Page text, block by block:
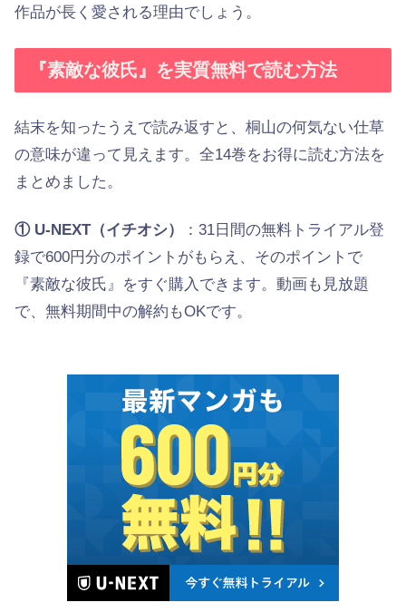
作品が長く愛される理由でしょう。
『素敵な彼氏』を実質無料で読む方法
結末を知ったうえで読み返すと、桐山の何気ない仕草
の意味が違って見えます。全14巻をお得に読む方法を
まとめました。
① U-NEXT（イチオシ）
：31日間の無料トライアル登
録で600円分のポイントがもらえ、そのポイントで
『素敵な彼氏』をすぐ購入できます。動画も見放題
で、無料期間中の解約もOKです。